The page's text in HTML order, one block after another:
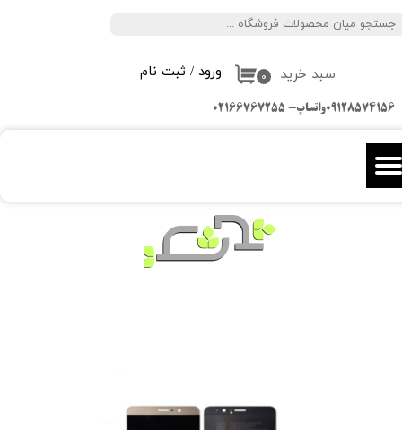
ورود / ثبت نام
تغییر گذر واژه
سفارشات
خروج از حساب کاربری
۰ سبد خرید